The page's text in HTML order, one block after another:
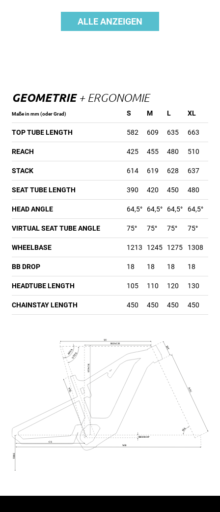
ALLE ANZEIGEN
GEOMETRIE+ ERGONOMIE
Maße in mm (oder Grad) S M L XL
TOP TUBE LENGTH 582 609 635 663
REACH 425 455 480 510
STACK 614 619 628 637
SEAT TUBE LENGTH 390 420 450 480
HEAD ANGLE 64,5° 64,5° 64,5° 64,5°
VIRTUAL SEAT TUBE ANGLE 75° 75° 75° 75°
WHEELBASE 1213 1245 1275 1308
BB DROP 18 18 18 18
HEADTUBE LENGTH 105 110 120 130
CHAINSTAY LENGTH 450 450 450 450